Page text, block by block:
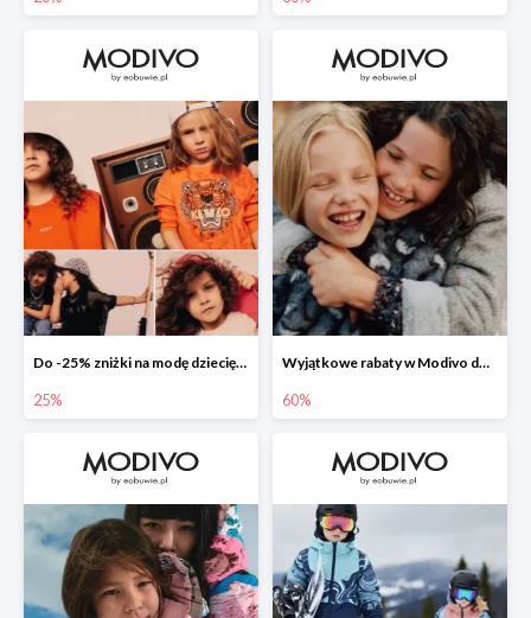
Do -25% zniżki na modę dziecięcą 👧🏼👦🏼
25%
Wyjątkowe rabaty w Modivo do -70%
60%